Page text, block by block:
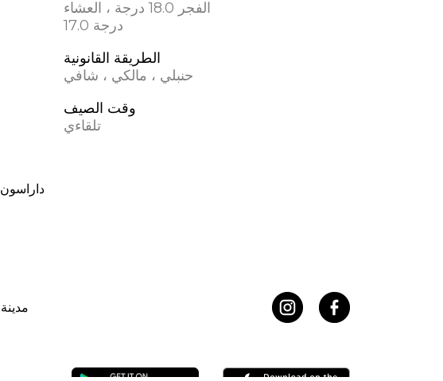
الفجر 18.0 درجة ، العشاء
17.0 درجة
الطريقة القانونية
حنبلي ، مالكي ، شافي
وقت الصيف
تلقاءي
داراسون
مدينة